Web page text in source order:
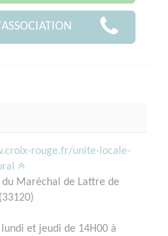
rouge.fr/unite-locale-
du Maréchal de Lattre de
et jeudi de 14H00 à